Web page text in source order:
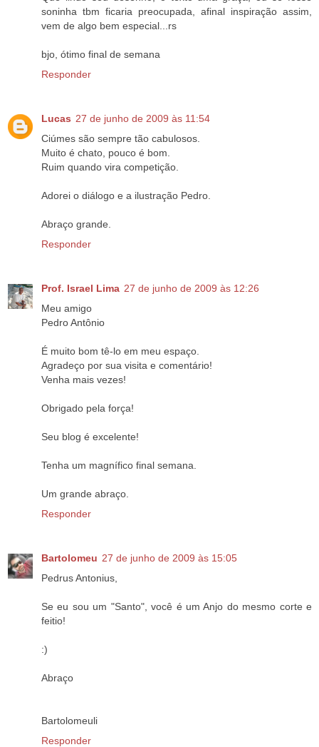
soninha tbm ficaria preocupada, afinal inspiração assim,
vem de algo bem especial...rs
bjo, ótimo final de semana
Responder
Lucas 27 de junho de 2009 às 11:54
Ciúmes são sempre tão cabulosos.
Muito é chato, pouco é bom.
Ruim quando vira competição.
Adorei o diálogo e a ilustração Pedro.
Abraço grande.
Responder
Prof. Israel Lima 27 de junho de 2009 às 12:26
Meu amigo
Pedro Antônio
É muito bom tê-lo em meu espaço.
Agradeço por sua visita e comentário!
Venha mais vezes!
Obrigado pela força!
Seu blog é excelente!
Tenha um magnífico final semana.
Um grande abraço.
Responder
Bartolomeu 27 de junho de 2009 às 15:05
Pedrus Antonius,
Se eu sou um "Santo", você é um Anjo do mesmo corte e
feitio!
:)
Abraço
Bartolomeuli
Responder